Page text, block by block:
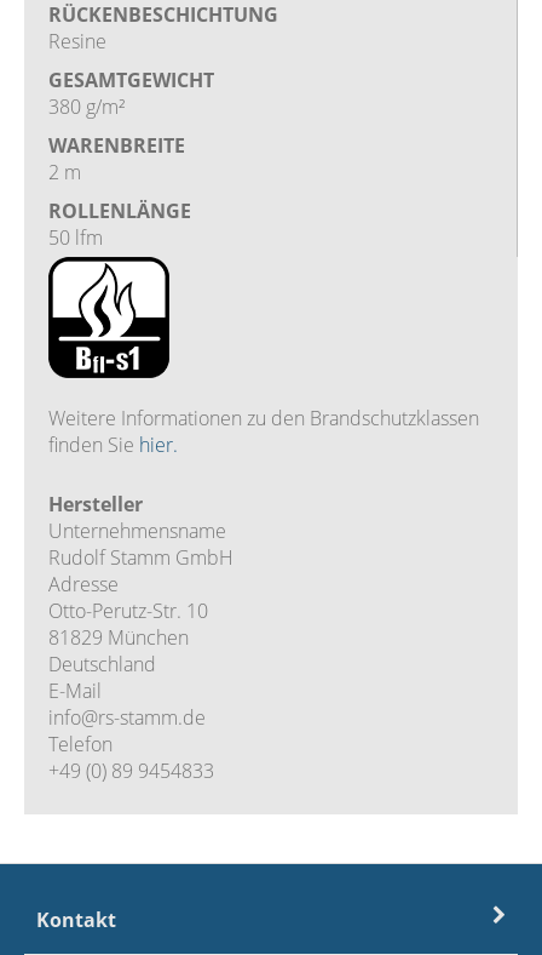
RÜCKENBESCHICHTUNG
Resine
GESAMTGEWICHT
380 g/m²
WARENBREITE
2 m
ROLLENLÄNGE
50 lfm
Weitere Informationen zu den Brandschutzklassen
finden Sie hier.
Hersteller
Unternehmensname
Rudolf Stamm GmbH
Adresse
Otto-Perutz-Str. 10
81829 München
Deutschland
E-Mail
info@rs-stamm.de
Telefon
+49 (0) 89 9454833
Kontakt